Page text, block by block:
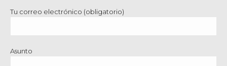
Tu correo electrónico (obligatorio)
Asunto